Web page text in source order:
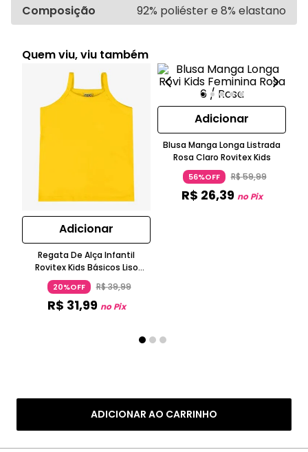
ADICIONAR AO CARRINHO
Composição 92% poliéster e 8% elastano
Quem viu, viu também
Adicionar
Regata De Alça Infantil
Rovitex Kids Básicos Liso
Amarelo
20%OFF R$39,99
R$ 31,99 no Pix
Adicionar
Blusa Manga Longa Listrada
Rosa Claro Rovitex Kids
56%OFF R$59,99
R$ 26,39 no Pix